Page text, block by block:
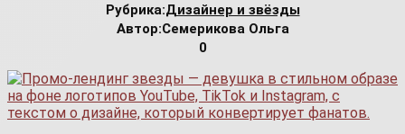
Рубрика:Дизайнер и звёзды
Автор:Семерикова Ольга
0